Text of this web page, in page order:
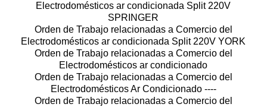
Electrodomésticos ar condicionada Split 220V
SPRINGER
Orden de Trabajo relacionadas a Comercio del
Electrodomésticos ar condicionada Split 220V YORK
Orden de Trabajo relacionadas a Comercio del
Electrodomésticos ar condicionado
Orden de Trabajo relacionadas a Comercio del
Electrodomésticos Ar Condicionado ----
Orden de Trabajo relacionadas a Comercio del